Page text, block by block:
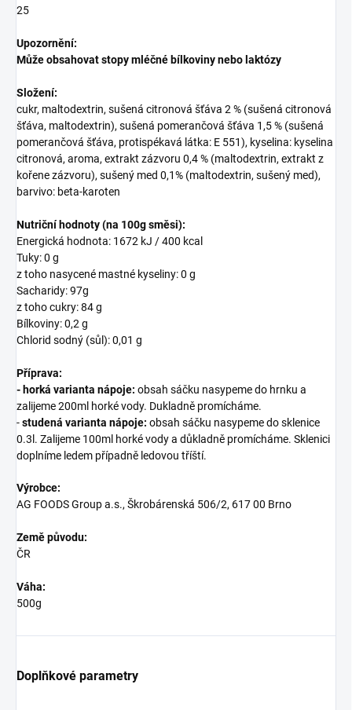
25
Upozornění:
Může obsahovat stopy mléčné bílkoviny nebo laktózy
Složení:
cukr, maltodextrin, sušená citronová šťáva 2 % (sušená citronová
šťáva, maltodextrin), sušená pomerančová šťáva 1,5 % (sušená
pomerančová šťáva, protispékavá látka: E 551), kyselina: kyselina
citronová, aroma, extrakt zázvoru 0,4 % (maltodextrin, extrakt z
kořene zázvoru), sušený med 0,1% (maltodextrin, sušený med),
barvivo: beta-karoten
Nutriční hodnoty(na 100g směsi):
Energická hodnota: 1672 kJ / 400 kcal
Tuky: 0 g
z toho nasycené mastné kyseliny: 0 g
Sacharidy: 97g
z toho cukry: 84 g
Bílkoviny: 0,2 g
Chlorid sodný (sůl): 0,01 g
Příprava:
- horká varianta nápoje: obsah sáčku nasypeme do hrnku a
zalijeme 200ml horké vody. Dukladně promícháme.
-studená varianta nápoje: obsah sáčku nasypeme do sklenice
0.3l. Zalijeme 100ml horké vody a důkladně promícháme. Sklenici
doplníme ledem případně ledovou tříští.
Výrobce:
AG FOODS Group a.s., Škrobárenská 506/2, 617 00 Brno
Země původu:
ČR
Váha:
500g
Doplňkové parametry